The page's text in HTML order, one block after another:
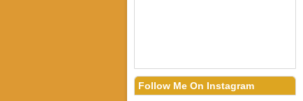
Follow Me On Instagram